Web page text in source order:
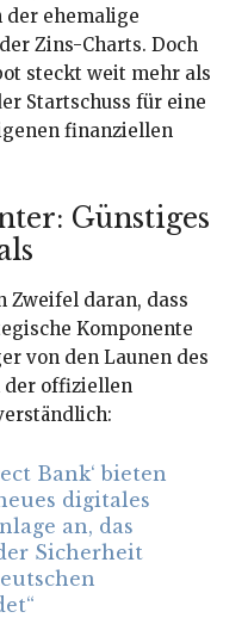
ehemalige
Zins-Charts. Doch
steckt weit mehr als
Startschuss für eine
finanziellen
Günstiges
Zweifel daran, dass
Komponente
von den Launen des
der offiziellen
Bank‘ bieten
digitales
an, das
Sicherheit